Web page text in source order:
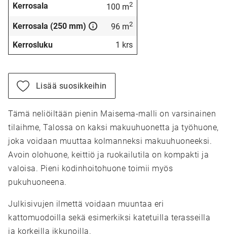
Kerrosala 100 m2
Kerrosala (250 mm) 96 m2
Kerrosluku 1 krs
Lisää suosikkeihin
Tämä neliöiltään pienin Maisema-malli on varsinainen
tilaihme, Talossa on kaksi makuuhuonetta ja työhuone,
joka voidaan muuttaa kolmanneksi makuuhuoneeksi.
Avoin olohuone, keittiö ja ruokailutila on kompakti ja
valoisa. Pieni kodinhoitohuone toimii myös
pukuhuoneena.
Julkisivujen ilmettä voidaan muuntaa eri
kattomuodoilla sekä esimerkiksi katetuilla terasseilla
ja korkeilla ikkunoilla.